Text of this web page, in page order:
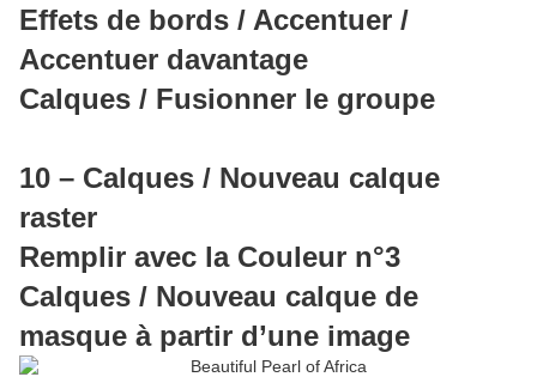
Effets de bords / Accentuer /
Accentuer davantage
Calques / Fusionner le groupe
10 – Calques / Nouveau calque
raster
Remplir avec la Couleur n°3
Calques / Nouveau calque de
masque à partir d’une image